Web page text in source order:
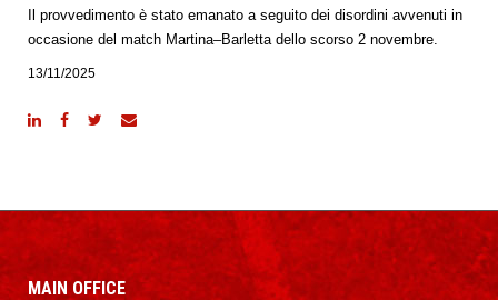
Il provvedimento è stato emanato a seguito dei disordini avvenuti in
occasione del match Martina–Barletta dello scorso 2 novembre.
13/11/2025
MAIN OFFICE